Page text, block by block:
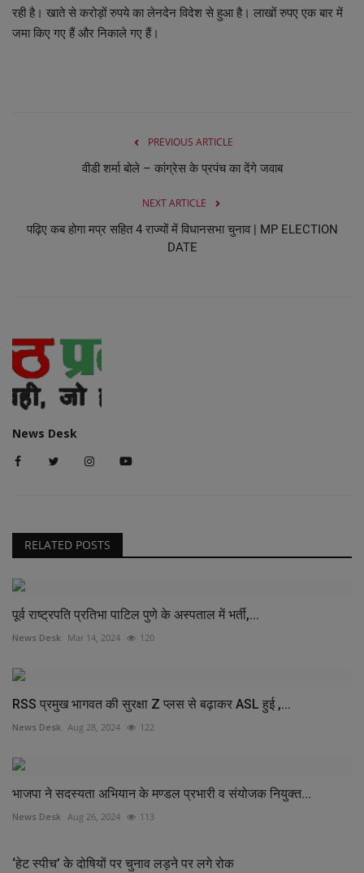
रही है। खाते से करोड़ों रुपये का लेनदेन विदेश से हुआ है। लाखों रुपए एक बार में
जमा किए गए हैं और निकाले गए हैं।
PREVIOUS ARTICLE
वीडी शर्मा बोले – कांग्रेस के प्रपंच का देंगे जवाब
NEXT ARTICLE
पढ़िए कब होगा मप्र सहित 4 राज्यों में विधानसभा चुनाव | MP ELECTION
DATE
News Desk
RELATED POSTS
पूर्व राष्ट्रपति प्रतिभा पाटिल पुणे के अस्पताल में भर्ती,...
News Desk Mar 14, 2024 120
RSS प्रमुख भागवत की सुरक्षा Z प्लस से बढ़ाकर ASL हुई ,...
News Desk Aug 28, 2024 122
भाजपा ने सदस्यता अभियान के मण्डल प्रभारी व संयोजक नियुक्त...
News Desk Aug 26, 2024 113
‘हेट स्पीच’ के दोषियों पर चुनाव लड़ने पर लगे रोक